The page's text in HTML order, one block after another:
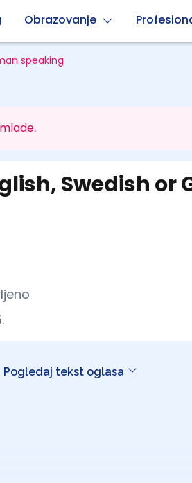
Obrazovanje
speaking
Swedish or
Pogledaj tekst oglasa